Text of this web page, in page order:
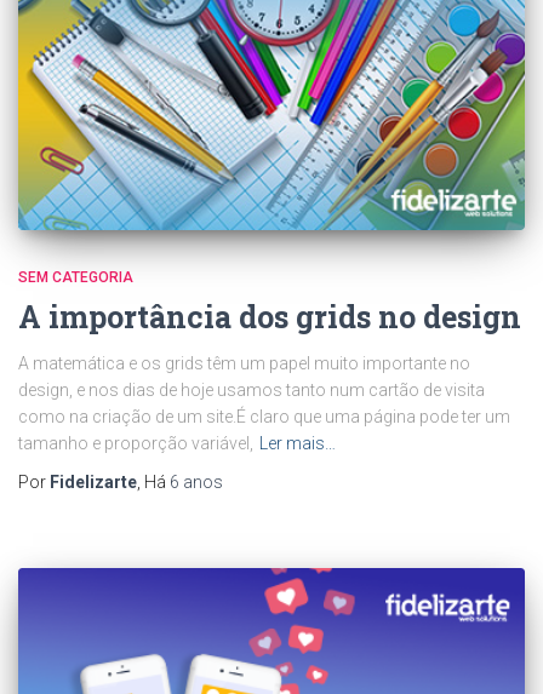
SEM CATEGORIA
A importância dos grids no design
A matemática e os grids têm um papel muito importante no
design, e nos dias de hoje usamos tanto num cartão de visita
como na criação de um site.É claro que uma página pode ter um
tamanho e proporção variável, Ler mais…
Por Fidelizarte, Há 6 anos